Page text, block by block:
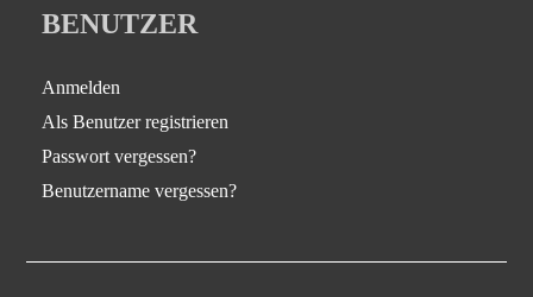
BENUTZER
Anmelden
Als Benutzer registrieren
Passwort vergessen?
Benutzername vergessen?